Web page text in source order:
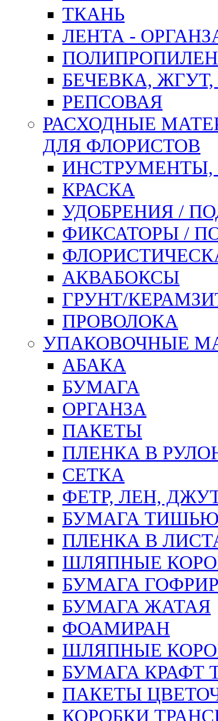
ТКАНЬ
ЛЕНТА -
БЕЧЕВКА,
РЕПСОВАЯ
РАСХОДНЫЕ
ДЛЯ ФЛОРИСТОВ
ИНСТРУМЕНТЫ,
КРАСКА
УДОБРЕНИЯ /
ФИКСАТОРЫ /
АКВАБОКСЫ
ГРУНТ/
ПРОВОЛОКА
УПАКОВОЧНЫЕ
АБАКА
БУМАГА
ОРГАНЗА
ПАКЕТЫ
ПЛЕНКА В
СЕТКА
ФЕТР, ЛЕН,
БУМАГА
ПЛЕНКА В
ШЛЯПНЫЕ
БУМАГА
БУМАГА ЖАТАЯ
ФОАМИРАН
ШЛЯПНЫЕ
БУМАГА КРАФТ
ПАКЕТЫ
КОРОБКИ